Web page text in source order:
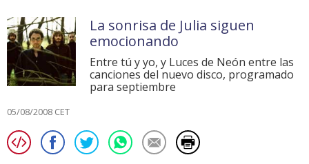
La sonrisa de Julia siguen
emocionando
Entre tú y yo, y Luces de Neón entre las
canciones del nuevo disco, programado
para septiembre
05/08/2008 CET